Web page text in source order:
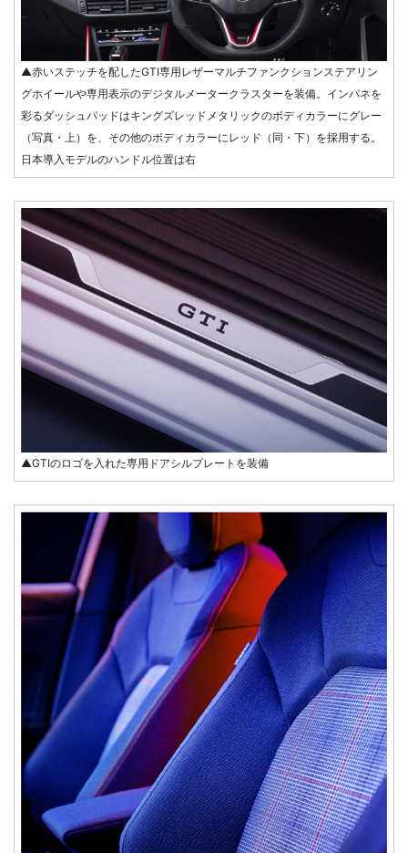
▲赤いステッチを配したGTI専用レザーマルチファンクションステアリン
グホイールや専用表示のデジタルメータークラスターを装備。インパネを
彩るダッシュパッドはキングズレッドメタリックのボディカラーにグレー
（写真・上）を、その他のボディカラーにレッド（同・下）を採用する。
日本導入モデルのハンドル位置は右
▲GTIのロゴを入れた専用ドアシルプレートを装備